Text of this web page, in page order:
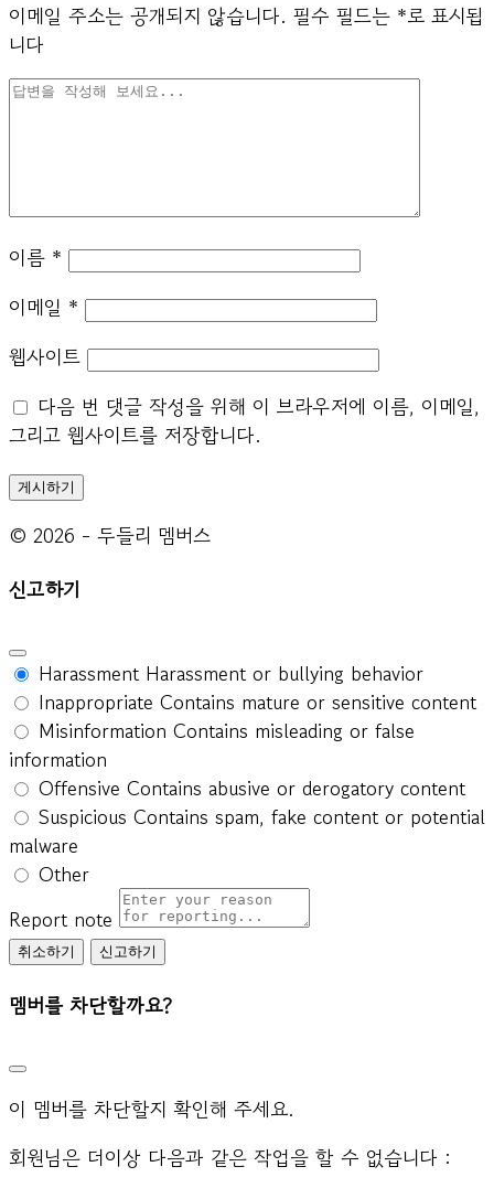
이메일 주소는 공개되지 않습니다. 필수 필드는 *로 표시됩
니다
이름 *
이메일 *
웹사이트
다음 번 댓글 작성을 위해 이 브라우저에 이름, 이메일,
그리고 웹사이트를 저장합니다.
© 2026 - 두들리 멤버스
신고하기
Harassment Harassment or bullying behavior
Inappropriate Contains mature or sensitive content
Misinformation Contains misleading or false
information
Offensive Contains abusive or derogatory content
Suspicious Contains spam, fake content or potential
malware
Other
Report note
신고하기
멤버를 차단할까요?
이 멤버를 차단할지 확인해 주세요.
회원님은 더이상 다음과 같은 작업을 할 수 없습니다 :